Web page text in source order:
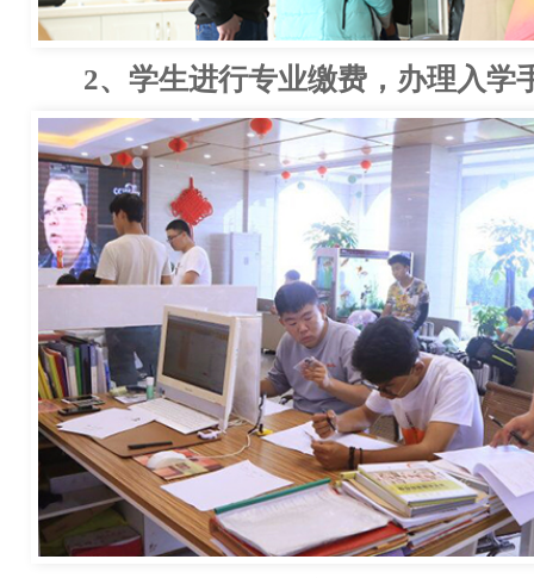
2、学生进行专业缴费，办理入学